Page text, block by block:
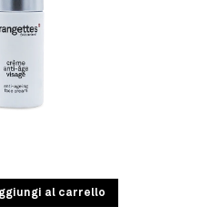
al carrello